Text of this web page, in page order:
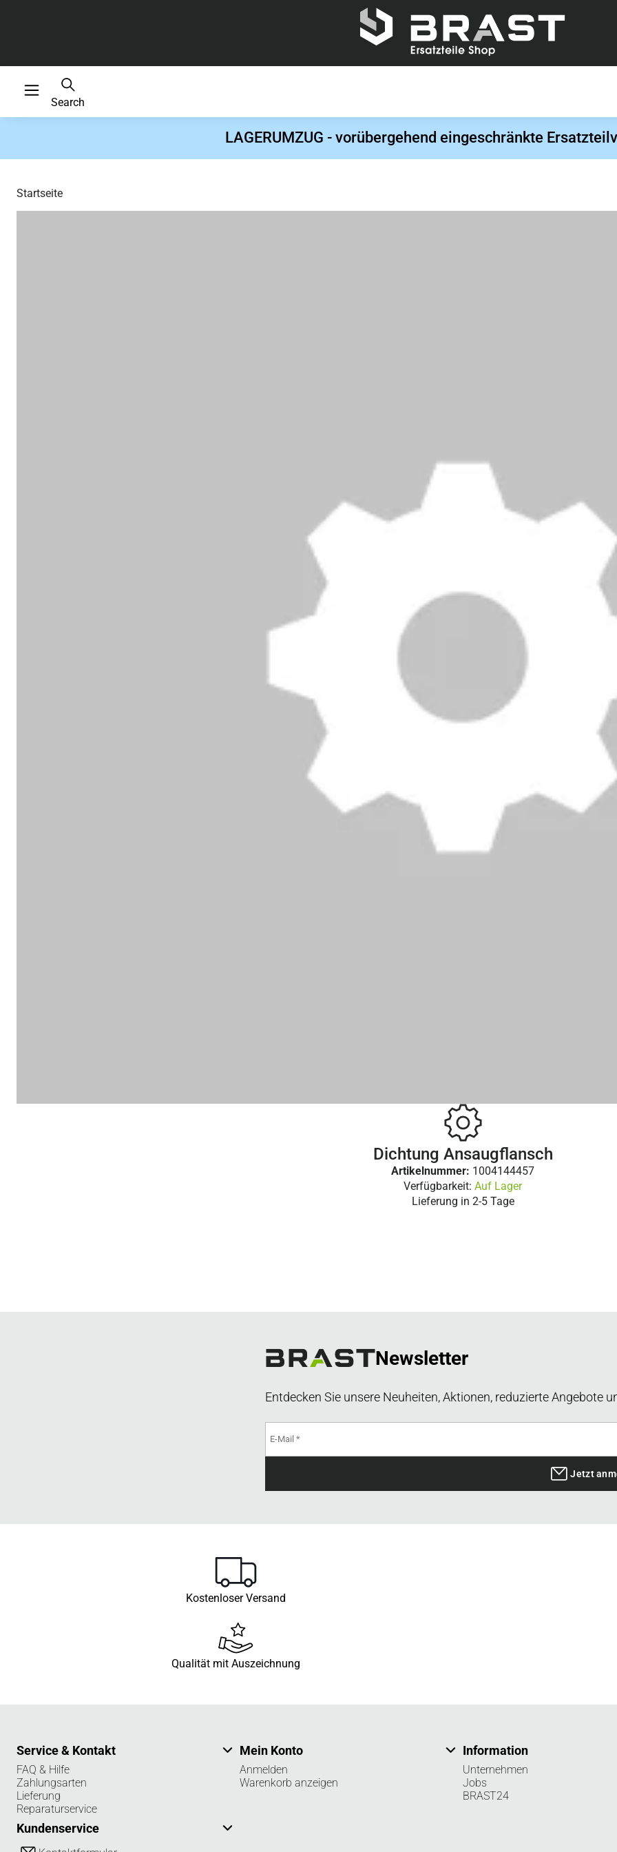
Search
LAGERUMZUG - vorübergehend eingeschränkte
Startseite
Dichtung Ansaugflansch
Artikelnummer: 1004144457
Verfügbarkeit: Auf Lager
Lieferung in 2-5 Tage
Newsletter
Entdecken Sie unsere Neuheiten, Aktionen, reduzierte Angebote
Jetzt
Kostenloser Versand
Qualität mit Auszeichnung
Service & Kontakt
FAQ & Hilfe
Zahlungsarten
Lieferung
Reparaturservice
Kundenservice
Mein Konto
Anmelden
Warenkorb anzeigen
Information
Unternehmen
Jobs
BRAST24